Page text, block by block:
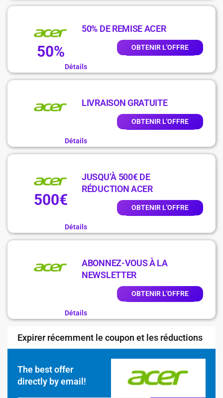
50%
50% DE REMISE ACER
OBTENIR L'OFFRE
Détails
LIVRAISON GRATUITE
OBTENIR L'OFFRE
Détails
500€
JUSQU’À 500€ DE
RÉDUCTION ACER
OBTENIR L'OFFRE
Détails
ABONNEZ-VOUS À LA
NEWSLETTER
OBTENIR L'OFFRE
Détails
Expirer récemment le coupon et les réductions
The best offer
directly by email!